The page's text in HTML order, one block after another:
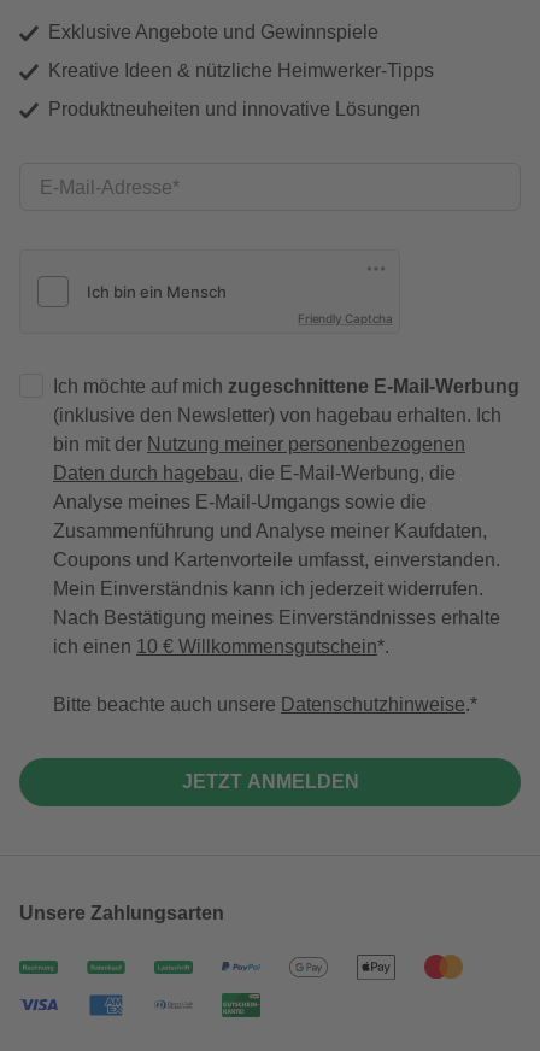
Exklusive Angebote und Gewinnspiele
Kreative Ideen & nützliche Heimwerker-Tipps
Produktneuheiten und innovative Lösungen
E-Mail-Adresse
Friendly Captcha
Ich möchte auf mich zugeschnittene E-Mail-Werbung
(inklusive den Newsletter) von hagebau erhalten. Ich
bin mit der Nutzung meiner personenbezogenen
Daten durch hagebau, die E-Mail-Werbung, die
Analyse meines E-Mail-Umgangs sowie die
Zusammenführung und Analyse meiner Kaufdaten,
Coupons und Kartenvorteile umfasst, einverstanden.
Mein Einverständnis kann ich jederzeit widerrufen.
Nach Bestätigung meines Einverständnisses erhalte
ich einen 10 € Willkommensgutschein*.
Bitte beachte auch unsere Datenschutzhinweise.
JETZT ANMELDEN
Unsere Zahlungsarten